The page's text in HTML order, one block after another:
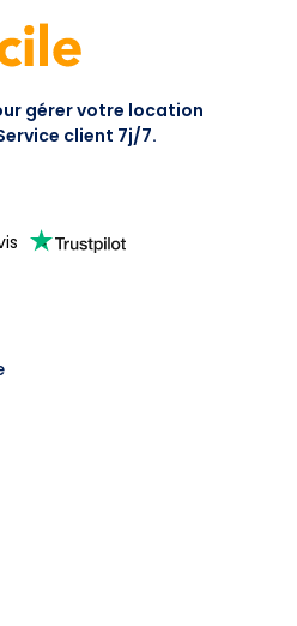
gérer votre location
client 7j/7.